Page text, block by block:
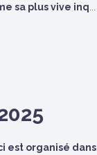
sa plus vive inq
est organisé dans